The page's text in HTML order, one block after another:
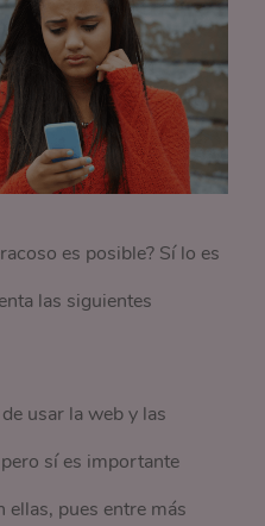
es posible? Sí lo es
las siguientes
usar la web y las
sí es importante
pues entre más